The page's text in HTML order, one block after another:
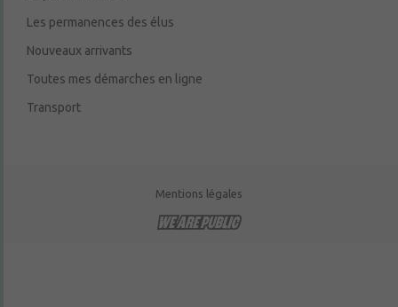
Les permanences des élus
Nouveaux arrivants
Toutes mes démarches en ligne
Transport
Mentions légales